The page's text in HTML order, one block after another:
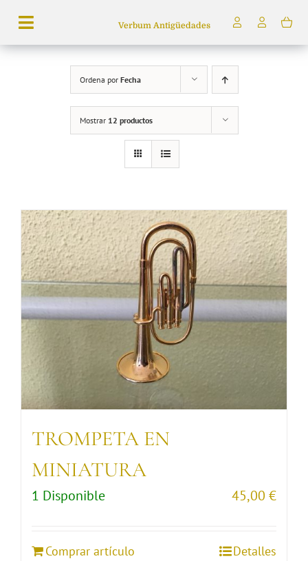
contenido
Toggle
Navigation
productos
Inicio
Quiénes somos
Verbum Antigüedades
Ordena por Fecha
Mostrar 12 productos
TROMPETA EN
MINIATURA
1 Disponible 45,00 €
Comprar artículo Detalles